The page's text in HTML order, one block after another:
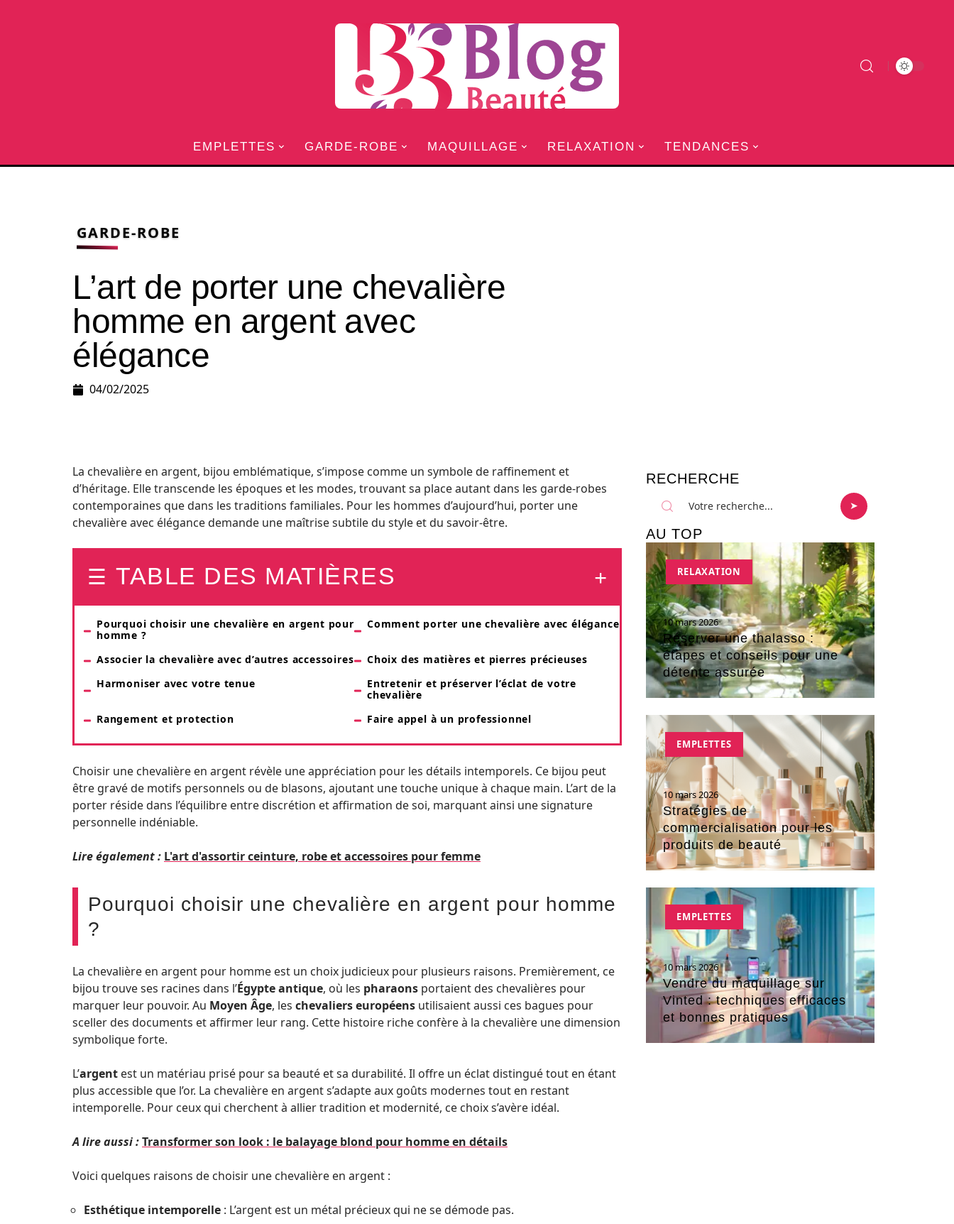
EMPLETTES GARDE-ROBE MAQUILLAGE RELAXATION TENDANCES
GARDE-ROBE
L’art de porter une chevalière
homme en argent avec
élégance
04/02/2025
La chevalière en argent, bijou emblématique, s’impose comme un symbole de raffinement et
d’héritage. Elle transcende les époques et les modes, trouvant sa place autant dans les garde-robes
contemporaines que dans les traditions familiales. Pour les hommes d’aujourd’hui, porter une
chevalière avec élégance demande une maîtrise subtile du style et du savoir-être.
TABLE DES MATIÈRES
Pourquoi choisir une chevalière en argent pour
homme ?
Comment porter une chevalière avec élégance
Associer la chevalière avec d’autres accessoires
Choix des matières et pierres précieuses
Harmoniser avec votre tenue
Entretenir et préserver l’éclat de votre
chevalière
Rangement et protection
Faire appel à un professionnel
Choisir une chevalière en argent révèle une appréciation pour les détails intemporels. Ce bijou peut
être gravé de motifs personnels ou de blasons, ajoutant une touche unique à chaque main. L’art de la
porter réside dans l’équilibre entre discrétion et affirmation de soi, marquant ainsi une signature
personnelle indéniable.
Lire également : L'art d'assortir ceinture, robe et accessoires pour femme
Pourquoi choisir une chevalière en argent pour homme
?
La chevalière en argent pour homme est un choix judicieux pour plusieurs raisons. Premièrement, ce
bijou trouve ses racines dans l’Égypte antique, où les pharaons portaient des chevalières pour
marquer leur pouvoir. Au Moyen Âge, les chevaliers européens utilisaient aussi ces bagues pour
sceller des documents et affirmer leur rang. Cette histoire riche confère à la chevalière une dimension
symbolique forte.
L’argent est un matériau prisé pour sa beauté et sa durabilité. Il offre un éclat distingué tout en étant
plus accessible que l’or. La chevalière en argent s’adapte aux goûts modernes tout en restant
intemporelle. Pour ceux qui cherchent à allier tradition et modernité, ce choix s’avère idéal.
A lire aussi :Transformer son look : le balayage blond pour homme en détails
Voici quelques raisons de choisir une chevalière en argent :
Esthétique intemporelle : L’argent est un métal précieux qui ne se démode pas.
RECHERCHE
AU TOP
RELAXATION
10 mars 2026
Réserver une thalasso :
étapes et conseils pour une
détente assurée
EMPLETTES
10 mars 2026
Stratégies de
commercialisation pour les
produits de beauté
EMPLETTES
10 mars 2026
Vendre du maquillage sur
Vinted : techniques efficaces
et bonnes pratiques